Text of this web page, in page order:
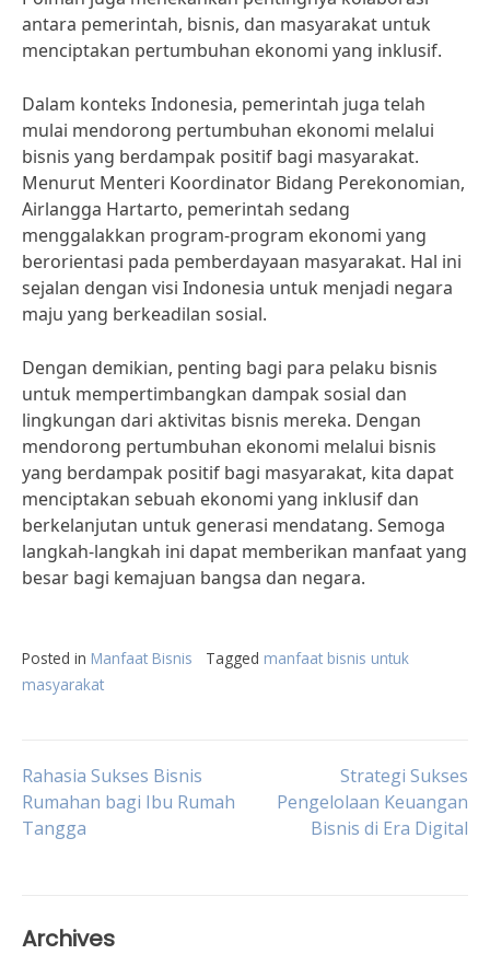
antara pemerintah, bisnis, dan masyarakat untuk
menciptakan pertumbuhan ekonomi yang inklusif.
Dalam konteks Indonesia, pemerintah juga telah
mulai mendorong pertumbuhan ekonomi melalui
bisnis yang berdampak positif bagi masyarakat.
Menurut Menteri Koordinator Bidang Perekonomian,
Airlangga Hartarto, pemerintah sedang
menggalakkan program-program ekonomi yang
berorientasi pada pemberdayaan masyarakat. Hal ini
sejalan dengan visi Indonesia untuk menjadi negara
maju yang berkeadilan sosial.
Dengan demikian, penting bagi para pelaku bisnis
untuk mempertimbangkan dampak sosial dan
lingkungan dari aktivitas bisnis mereka. Dengan
mendorong pertumbuhan ekonomi melalui bisnis
yang berdampak positif bagi masyarakat, kita dapat
menciptakan sebuah ekonomi yang inklusif dan
berkelanjutan untuk generasi mendatang. Semoga
langkah-langkah ini dapat memberikan manfaat yang
besar bagi kemajuan bangsa dan negara.
Posted in Manfaat Bisnis Tagged manfaat bisnis untuk
masyarakat
Post
navigation
Rahasia Sukses Bisnis
Rumahan bagi Ibu Rumah
Tangga
Strategi Sukses
Pengelolaan Keuangan
Bisnis di Era Digital
Archives